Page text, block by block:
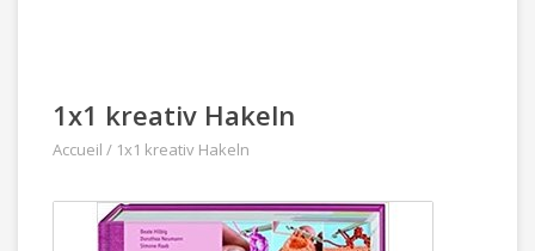
1x1 kreativ Hakeln
Accueil / 1x1 kreativ Hakeln